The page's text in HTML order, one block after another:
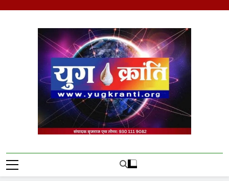
Yug Kranti | Trusted
News Portal